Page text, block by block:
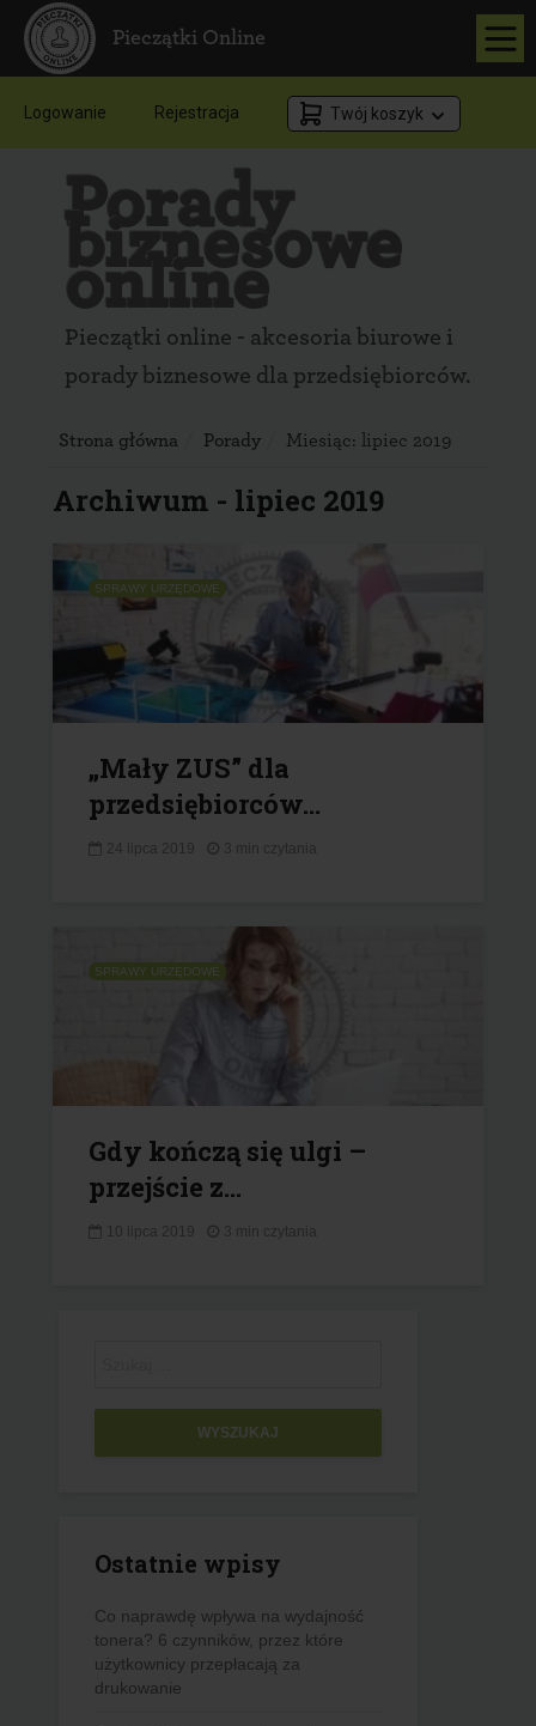
Pieczątki Online
Logowanie Rejestracja Twój koszyk
Porady
biznesowe
online
Pieczątki online - akcesoria biurowe i
porady biznesowe dla przedsiębiorców.
Strona główna Porady Miesiąc: lipiec 2019
Archiwum - lipiec 2019
SPRAWY URZĘDOWE
„Mały ZUS” dla
przedsiębiorców...
24 lipca 2019 3 min czytania
SPRAWY URZĘDOWE
Gdy kończą się ulgi –
przejście z...
10 lipca 2019 3 min czytania
WYSZUKAJ
Ostatnie wpisy
Co naprawdę wpływa na wydajność
tonera? 6 czynników, przez które
użytkownicy przepłacają za
drukowanie